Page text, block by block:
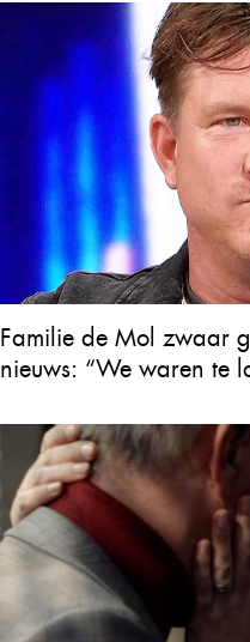
Familie de Mol zwaar
nieuws: “We waren te